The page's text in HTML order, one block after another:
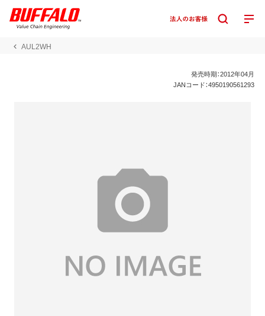
AUL2WH
発売時期：2012年04月
JANコード：4950190561293